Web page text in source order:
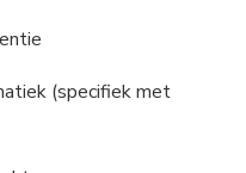
(specifiek met